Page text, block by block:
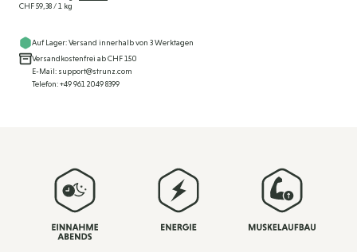
CHF 59,38 / 1 kg
Auf Lager: Versand innerhalb von 3 Werktagen
Versandkostenfrei ab CHF 150
E-Mail: support@strunz.com
Telefon: +49 961 2049 8399